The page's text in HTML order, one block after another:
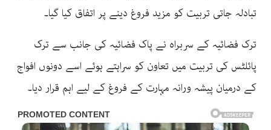
تبادلہ جاتی تربیت کو مزید فروغ دینے پر اتفاق کیا گیا۔
ترک فضائیہ کے سربراہ نے پاک فضائیہ کی جانب سے ترک
پائلٹس کی تربیت میں تعاون کو سراہتے ہوئے اسے دونوں افواج
کے درمیان پیشہ ورانہ مہارت کے فروغ کے لیے اہم قرار دیا۔